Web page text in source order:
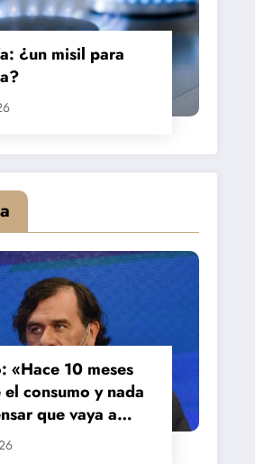
¿un misil para
«Hace 10 meses
el consumo y nada
que vaya a